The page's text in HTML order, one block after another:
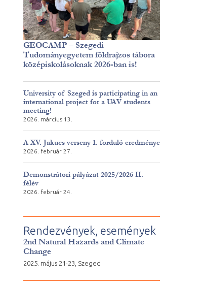
GEOCAMP – Szegedi
Tudományegyetem földrajzos tábora
középiskolásoknak 2026-ban is!
University of Szeged is participating in an
international project for a UAV students
meeting!
2026. március 13.
A XV. Jakucs verseny 1. forduló eredménye
2026. február 27.
Demonstrátori pályázat 2025/2026 II.
félév
2026. február 24.
Rendezvények, események
2nd Natural Hazards and Climate
Change
2025. május 21-23, Szeged